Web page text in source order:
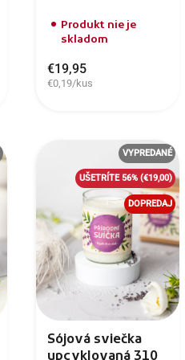
Produkt nie je
skladom
€19,95
€0,19/kus
Sójová sviečka
VYPREDANÉ
UŠETRÍTE 56% (€19,00)
DOPREDAJ